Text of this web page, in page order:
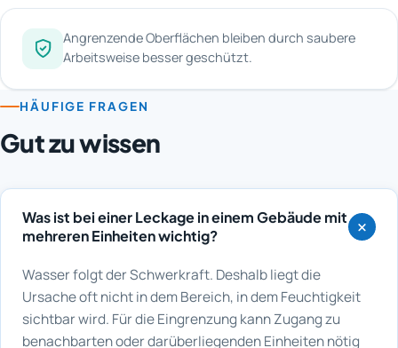
Angrenzende Oberflächen bleiben durch saubere
Arbeitsweise besser geschützt.
HÄUFIGE FRAGEN
Gut zu wissen
Was ist bei einer Leckage in einem Gebäude mit
mehreren Einheiten wichtig?
Wasser folgt der Schwerkraft. Deshalb liegt die
Ursache oft nicht in dem Bereich, in dem Feuchtigkeit
sichtbar wird. Für die Eingrenzung kann Zugang zu
benachbarten oder darüberliegenden Einheiten nötig